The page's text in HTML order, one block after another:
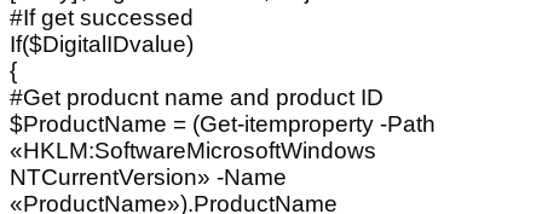
#If get successed
If($DigitalIDvalue)
{
#Get producnt name and product ID
$ProductName = (Get-itemproperty -Path
«HKLM:SoftwareMicrosoftWindows
NTCurrentVersion» -Name
«ProductName»).ProductName